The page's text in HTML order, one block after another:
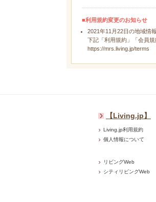
■利用規約変更のお知らせ
2021年11月22日の地域情
下記「利用規約」「会員
https://mrs.living.jp/terms
【Living.jp】
Living.jp利用規約
個人情報について
リビングWeb
シティリビングWeb